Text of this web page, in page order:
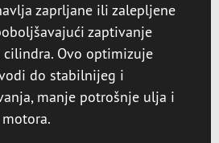
zaprljane ili zalepljene
zaptivanje
Ovo optimizuje
do stabilnijeg i
manje potrošnje ulja i